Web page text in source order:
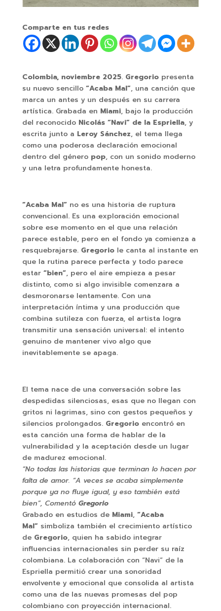
Comparte en tus redes
Colombia, noviembre 2025. Gregoriopresenta
su nuevo sencillo “Acaba Mal”, una canción que
marca un antes y un después en su carrera
artística. Grabada en Miami, bajo la producción
del reconocido Nicolás “Navi” de la Espriella, y
escrita junto a Leroy Sánchez, el tema llega
como una poderosa declaración emocional
dentro del género pop, con un sonido moderno
y una letra profundamente honesta.
“Acaba Mal” no es una historia de ruptura
convencional. Es una exploración emocional
sobre ese momento en el que una relación
parece estable, pero en el fondo ya comienza a
resquebrajarse. Gregoriole canta al instante en
que la rutina parece perfecta y todo parece
estar“bien”, pero el aire empieza a pesar
distinto, como si algo invisible comenzara a
desmoronarse lentamente. Con una
interpretación íntima y una producción que
combina sutileza con fuerza, el artista logra
transmitir una sensación universal: el intento
genuino de mantener vivo algo que
inevitablemente se apaga.
El tema nace de una conversación sobre las
despedidas silenciosas, esas que no llegan con
gritos ni lagrimas, sino con gestos pequeños y
silencios prolongados. Gregorioencontró en
esta canción una forma de hablar de la
vulnerabilidad y la aceptación desde un lugar
de madurez emocional.
“No todas las historias que terminan lo hacen por
falta de amor. “A veces se acaba simplemente
porque ya no fluye igual, y eso también está
bien”, Comentó Gregorio
Grabado en estudios de Miami, “Acaba
Mal”simboliza también el crecimiento artístico
de Gregorio, quien ha sabido integrar
influencias internacionales sin perder su raíz
colombiana. La colaboración con “Navi” de la
Espriella permitió crear una sonoridad
envolvente y emocional que consolida al artista
como una de las nuevas promesas del pop
colombiano con proyección internacional.